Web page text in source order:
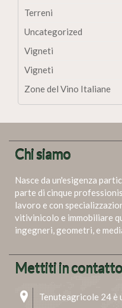
Terreni
Uncategorized
Vigneti
Vigneti
Zone del Vino Italiane
Chi siamo
Nasce da un'esigenza
parte di cinque
lavoro e con
vitivinicolo e immobiliare
ingegneri, geometri, e
Mettiti in
Tenuteagricole 24 è